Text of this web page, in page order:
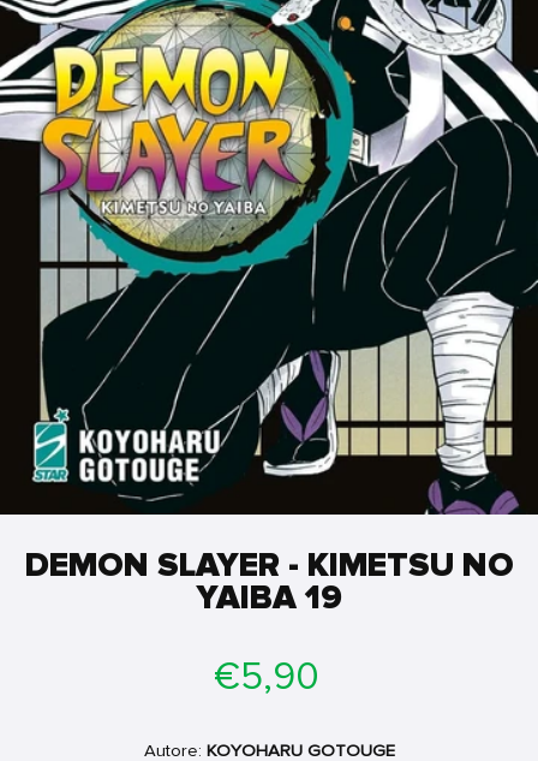
DEMON SLAYER - KIMETSU NO
YAIBA 19
di
€5,90
Autore: KOYOHARU GOTOUGE